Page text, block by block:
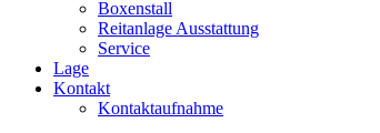
Boxenstall
Reitanlage Ausstattung
Service
Lage
Kontakt
Kontaktaufnahme